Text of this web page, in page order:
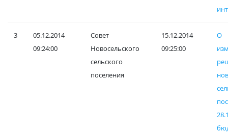
3
05.12.2014
09:24:00
Совет
Новосельского
сельского
поселения
15.12.2014
09:25:00
О